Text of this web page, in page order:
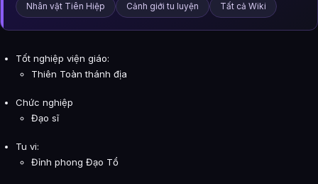
Nhân vật Tiên Hiệp Cảnh giới tu luyện Tất cả Wiki
Tốt nghiệp viện giáo:
Thiên Toàn thánh địa
Chức nghiệp
Đạo sĩ
Tu vi:
Đỉnh phong Đạo Tổ